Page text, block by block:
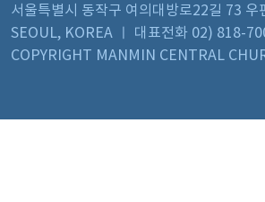
서울특별시 동작구 여의대방로22길 73
SEOUL, KOREA ㅣ 대표전화 02) 818-
COPYRIGHT MANMIN CENTRAL